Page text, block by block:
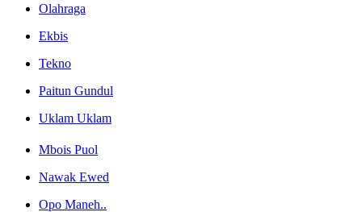
Olahraga
Ekbis
Tekno
Paitun Gundul
Uklam Uklam
Mbois Puol
Nawak Ewed
Opo Maneh..